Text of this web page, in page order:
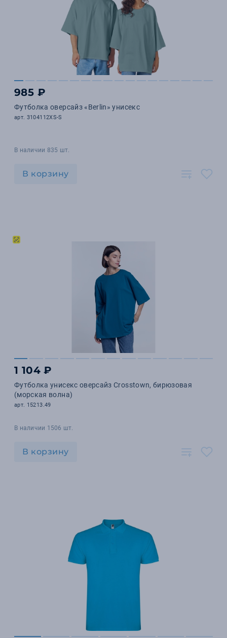
985 ₽
Футболка оверсайз «Berlin» унисекс
арт. 3104112XS-S
В наличии 835 шт.
В корзину
1 104 ₽
Футболка унисекс оверсайз Crosstown, бирюзовая
(морская волна)
арт. 15213.49
В наличии 1506 шт.
В корзину